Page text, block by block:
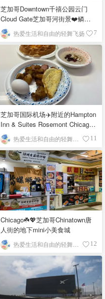
芝加哥Downtown千禧公园云门
Cloud Gate芝加哥河街景❤️鳞次
栉比的高楼
热爱生活和自由的轻舞飞扬 7
芝加哥国际机场✈️附近的Hampton
Inn & Suites Rosemont Chicago
O'Hare自助早餐
11
Chicago☘️💖芝加哥Chinatown唐
人街的地下mini小美食城
12